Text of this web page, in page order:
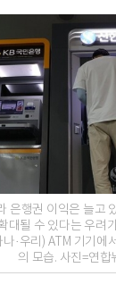
은행권 이익은 늘고
대될 수 있다는 우려
나·우리) ATM 기기에
의 모습. 사진=연합